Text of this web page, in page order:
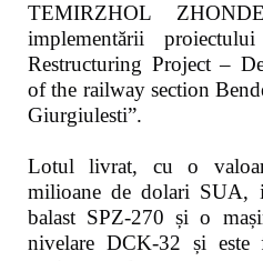
TEMIRZHOL
implementării
Restructuring Project –
of the railway section
Giurgiulesti”.
Lotul livrat, cu o
milioane de dolari SUA,
balast SPZ-270 și o
nivelare DCK-32 și este